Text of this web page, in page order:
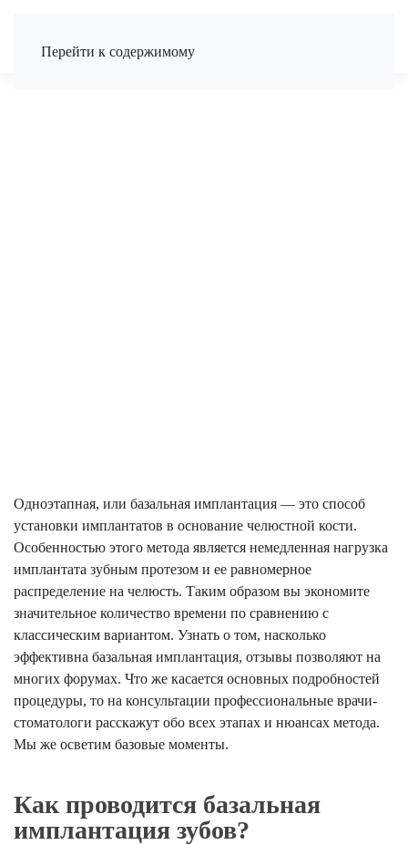
Перейти к содержимому
Одноэтапная, или базальная имплантация — это способ
установки имплантатов в основание челюстной кости.
Особенностью этого метода является немедленная нагрузка
имплантата зубным протезом и ее равномерное
распределение на челюсть. Таким образом вы экономите
значительное количество времени по сравнению с
классическим вариантом. Узнать о том, насколько
эффективна базальная имплантация, отзывы позволяют на
многих форумах. Что же касается основных подробностей
процедуры, то на консультации профессиональные врачи-
стоматологи расскажут обо всех этапах и нюансах метода.
Мы же осветим базовые моменты.
Как проводится базальная
имплантация зубов?